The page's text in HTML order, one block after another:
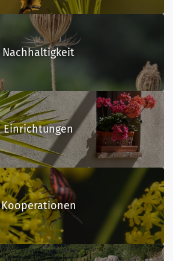
Nachhaltigkeit
Einrichtungen
Kooperationen